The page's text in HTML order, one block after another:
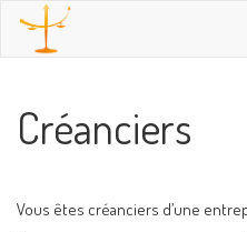
Créanciers
Vous êtes créanciers d’une